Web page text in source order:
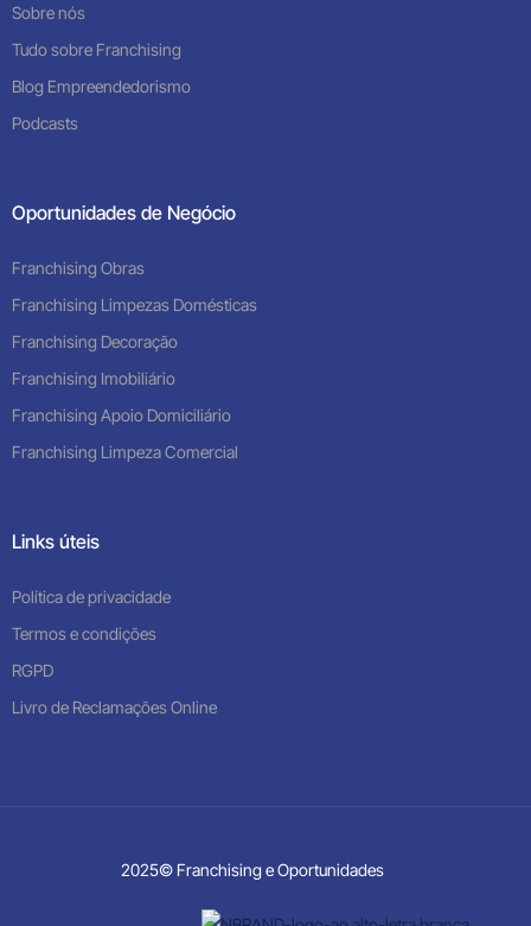
Sobre nós
Tudo sobre Franchising
Blog Empreendedorismo
Podcasts
Oportunidades de Negócio
Franchising Obras
Franchising Limpezas Domésticas
Franchising Decoração
Franchising Imobiliário
Franchising Apoio Domiciliário
Franchising Limpeza Comercial
Links úteis
Política de privacidade
Termos e condições
RGPD
Livro de Reclamações Online
2025© Franchising e Oportunidades